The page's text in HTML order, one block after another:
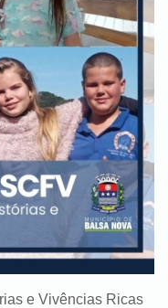
e Vivências Ricas